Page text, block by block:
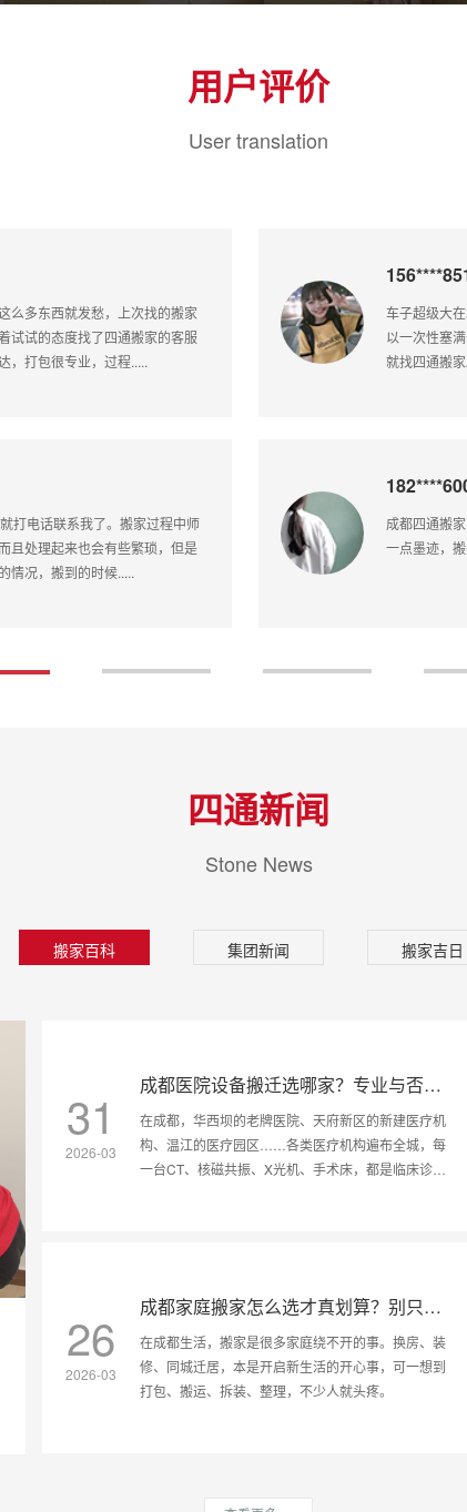
用户评价
User translation
，导致打不开了，已经搬完两个月
感谢四通搬家！
搬家公司
好，值得
满意的一次体验，还会继续使用。
四通搬家
选
四通新闻
Stone News
搬家百科 集团新闻 搬家吉日
31
2026-03
成都医院设备搬迁选哪家？专业与否，
看这几点就够了
在成都，华西坝的老牌医院、天府新区的新建医疗机
构、温江的医疗园区……各类医疗机构遍布全城，每
一台CT、核磁共振、X光机、手术床，都是临床诊疗
26
2026-03
成都家庭搬家怎么选才真划算？别只看
低价，这笔“隐形账”一定要算清
在成都生活，搬家是很多家庭绕不开的事。换房、装
修、同城迁居，本是开启新生活的开心事，可一想到
打包、搬运、拆装、整理，不少人就头疼。